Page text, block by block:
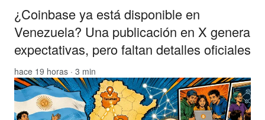
¿Coinbase ya está disponible en
Venezuela? Una publicación en X genera
expectativas, pero faltan detalles oficiales
hace 19 horas · 3 min